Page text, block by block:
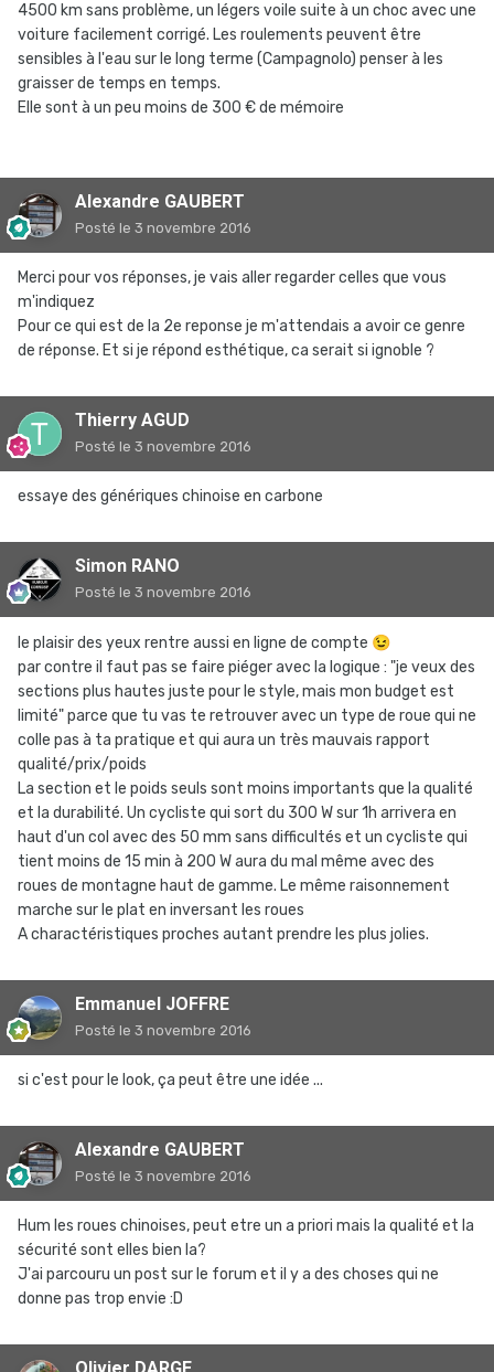
4500 km sans problème, un légers voile suite à un choc avec une
voiture facilement corrigé. Les roulements peuvent être
sensibles à l'eau sur le long terme (Campagnolo) penser à les
graisser de temps en temps.
Elle sont à un peu moins de 300 € de mémoire
Alexandre GAUBERT
Posté le 3 novembre 2016
Merci pour vos réponses, je vais aller regarder celles que vous
m'indiquez
Pour ce qui est de la 2e reponse je m'attendais a avoir ce genre
de réponse. Et si je répond esthétique, ca serait si ignoble ?
Thierry AGUD
Posté le 3 novembre 2016
essaye des génériques chinoise en carbone
Simon RANO
Posté le 3 novembre 2016
le plaisir des yeux rentre aussi en ligne de compte 😉
par contre il faut pas se faire piéger avec la logique : "je veux des
sections plus hautes juste pour le style, mais mon budget est
limité" parce que tu vas te retrouver avec un type de roue qui ne
colle pas à ta pratique et qui aura un très mauvais rapport
qualité/prix/poids
La section et le poids seuls sont moins importants que la qualité
et la durabilité. Un cycliste qui sort du 300 W sur 1h arrivera en
haut d'un col avec des 50 mm sans difficultés et un cycliste qui
tient moins de 15 min à 200 W aura du mal même avec des
roues de montagne haut de gamme. Le même raisonnement
marche sur le plat en inversant les roues
A charactéristiques proches autant prendre les plus jolies.
Emmanuel JOFFRE
Posté le 3 novembre 2016
si c'est pour le look, ça peut être une idée ...
Alexandre GAUBERT
Posté le 3 novembre 2016
Hum les roues chinoises, peut etre un a priori mais la qualité et la
sécurité sont elles bien la?
J'ai parcouru un post sur le forum et il y a des choses qui ne
donne pas trop envie :D